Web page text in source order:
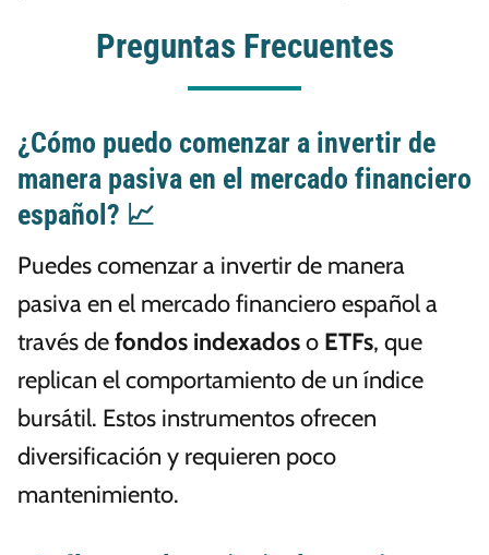
Preguntas Frecuentes
¿Cómo puedo comenzar a invertir de
manera pasiva en el mercado financiero
español? 📈
Puedes comenzar a invertir de manera
pasiva en el mercado financiero español a
través defondos indexadoso ETFs, que
replican el comportamiento de un índice
bursátil. Estos instrumentos ofrecen
diversificación y requieren poco
mantenimiento.